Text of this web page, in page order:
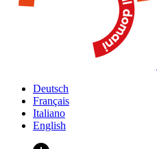
Deutsch
Français
Italiano
English